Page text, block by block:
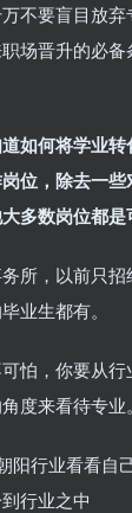
不要盲目放
场晋升的必
如何将学业
位，除去一
多数岗位都
所，以前只
业生都有。
怕，你要从
度来看待专业。
阳行业看看自
行业之中